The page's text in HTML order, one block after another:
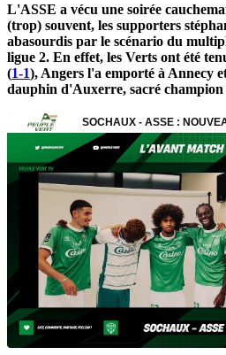
L'ASSE a vécu une soirée
(trop) souvent, les supporters
abasourdis par le scénario du
ligue 2. En effet, les Verts ont été
(1-1), Angers l'a emporté à Annecy
dauphin d'Auxerre, sacré champion